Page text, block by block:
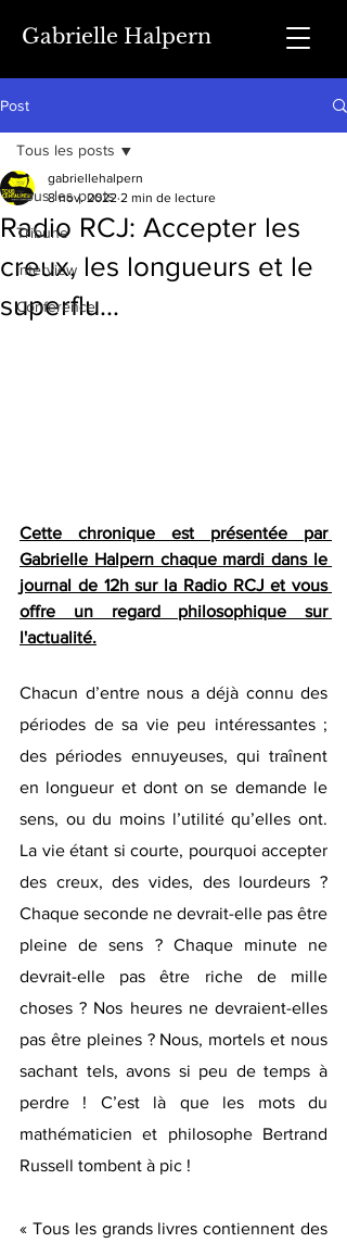
Gabrielle Halpern
Post
Tous les posts
Tribune
Interview
Conférence
Tous les posts
Radio RCJ: Accepter les
creux, les longueurs et le
superflu…
gabriellehalpern
8 nov. 2022 2 min de lecture
Cette chronique est présentée par
Gabrielle Halpern chaque mardi dans le
journal de 12h sur la Radio RCJ et vous
offre un regard philosophique sur
l'actualité.
Chacun d’entre nous a déjà connu des
périodes de sa vie peu intéressantes ;
des périodes ennuyeuses, qui traînent
en longueur et dont on se demande le
sens, ou du moins l’utilité qu’elles ont.
La vie étant si courte, pourquoi accepter
des creux, des vides, des lourdeurs ?
Chaque seconde ne devrait-elle pas être
pleine de sens ? Chaque minute ne
devrait-elle pas être riche de mille
choses ? Nos heures ne devraient-elles
pas être pleines ? Nous, mortels et nous
sachant tels, avons si peu de temps à
perdre ! C’est là que les mots du
mathématicien et philosophe Bertrand
Russell tombent à pic !
« Tous les grands livres contiennent des